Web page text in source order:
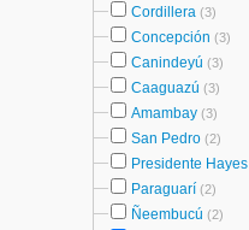
Cordillera (3)
Concepción (3)
Canindeyú (3)
Caaguazú (3)
Amambay (3)
San Pedro (2)
Presidente Hayes
Paraguarí (2)
Ñeembucú (2)